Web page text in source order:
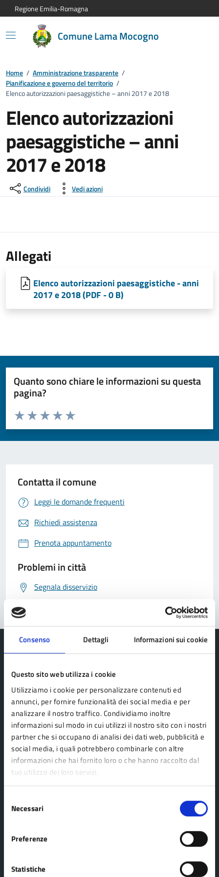
Consenso Dettagli Informazioni sui cookie
Questo sito web utilizza i cookie
Utilizziamo i cookie per personalizzare contenuti ed
annunci, per fornire funzionalità dei social media e per
analizzare il nostro traffico. Condividiamo inoltre
informazioni sul modo in cui utilizzi il nostro sito con i nostri
partner che si occupano di analisi dei dati web, pubblicità e
social media, i quali potrebbero combinarle con altre
informazioni che hai fornito loro o che hanno raccolto dal
tuo utilizzo dei loro servizi.
delNecessari
Preferenze
Statistiche
Vai al contenuto principale
Vai alla navigazione del sito
Vai al piede di pagina
Regione Emilia-Romagna
Comune Lama Mocogno
Home / Amministrazione trasparente /
Pianificazione e governo del territorio /
Elenco autorizzazioni paesaggistiche – anni 2017 e 2018
Elenco autorizzazioni
paesaggistiche – anni
2017 e 2018
Condividi Vedi azioni
Allegati
Elenco autorizzazioni paesaggistiche - anni
2017 e 2018 (PDF - 0 B)
Quanto sono chiare le informazioni su questa
pagina?
Valuta da 1 a 5 stelle la pagina
Valuta 5 stelle su 5
Valuta 4 stelle su 5
Valuta 3 stelle su 5
Valuta 2 stelle su 5
Valuta 1 stelle su 5
Contatta il comune
Leggi le domande frequenti
Richiedi assistenza
Prenota appuntamento
Problemi in città
Segnala disservizio
Comune Lama Mocogno
AMMINISTRAZIONE
Organi di governo
Aree amministrative
Uffici
Personale amministrativo
CATEGORIE DI SERVIZIO